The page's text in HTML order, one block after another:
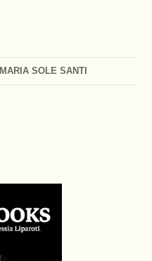
MARIA SOLE SANTI